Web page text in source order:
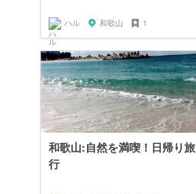
ハル 和歌山 1
和歌山:自然を満喫！日帰り旅
行